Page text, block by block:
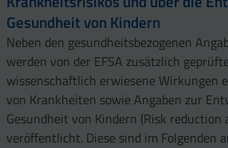
Gesundheit von Kindern
Neben den gesundheitsbezogenen
werden von der EFSA zusätzlich
wissenschaftlich erwiesene Wirkungen
von Krankheiten sowie Angaben zur
Gesundheit von Kindern (Risk reduction
veröffentlicht. Diese sind im Folgenden